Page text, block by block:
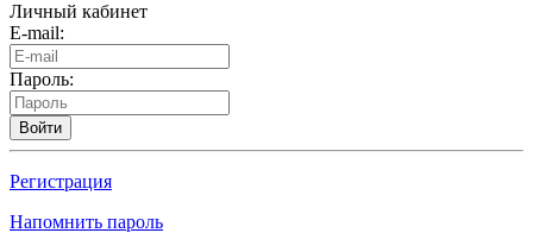
Личный кабинет
E-mail:
Пароль:
Войти
Регистрация
Напомнить пароль